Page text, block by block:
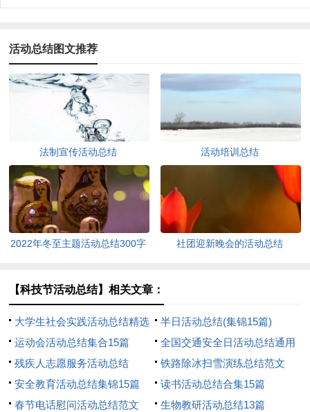
活动总结图文推荐
法制宣传活动总结 活动培训总结
2022年冬至主题活动总结300字
社团迎新晚会的活动总结
【科技节活动总结】相关文章：
大学生社会实践活动总结精选
15篇
半日活动总结(集锦15篇)
运动会活动总结集合15篇
全国交通安全日活动总结通用
14篇
残疾人志愿服务活动总结
铁路除冰扫雪演练总结范文
（精选17篇）
安全教育活动总结集锦15篇
读书活动总结合集15篇
春节电话慰问活动总结范文
生物教研活动总结13篇